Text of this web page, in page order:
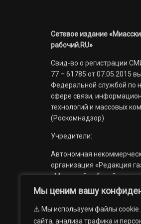
Мы ценим вашу
⚠️ Мы используем файлы cookie
сайта, анализа трафика и
Сетевое издание
рабочий.RU»
Свид-во о регистрации
77 – 61785 от 07.05.2015
Федеральной службой по
сфере связи,
технологий и массовых
(Роскомнадзор)
Учредители:
Автономная
организация «Редакция
«Миасский рабочий»;
Областное
учреждение